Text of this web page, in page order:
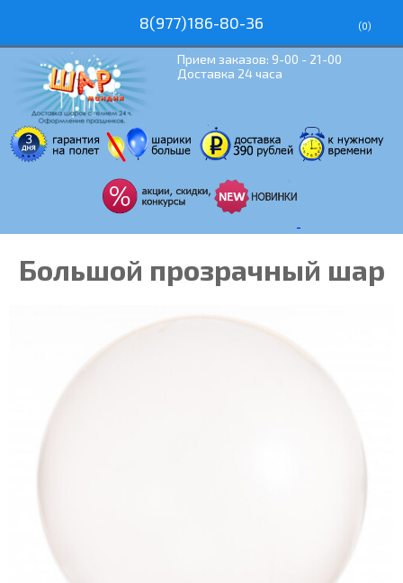
8(977)186-80-36 (0)
Прием заказов: 9-00 - 21-00
Доставка 24 часа
Большой прозрачный шар